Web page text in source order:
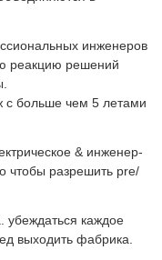
инженеров
реакцию решений
с больше чем 5 летами
& инженер-
чтобы разрешить pre/
убеждаться каждое
выходить фабрика.